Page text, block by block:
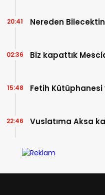
Nereden
20:41
Biz kapattık
02:36
Fetih
15:48
Vuslatıma Aksa
22:46